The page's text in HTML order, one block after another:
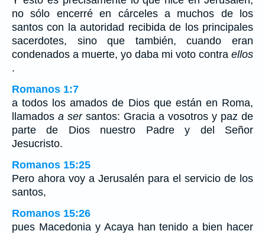
no sólo encerré en cárceles a muchos de los
santos con la autoridad recibida de los principales
sacerdotes, sino que también, cuando eran
condenados a muerte, yo daba mi voto contra ellos
.
Romanos 1:7
a todos los amados de Dios que están en Roma,
llamados a sersantos: Gracia a vosotros y paz de
parte de Dios nuestro Padre y del Señor
Jesucristo.
Romanos 15:25
Pero ahora voy a Jerusalén para el servicio de los
santos,
Romanos 15:26
pues Macedonia y Acaya han tenido a bien hacer